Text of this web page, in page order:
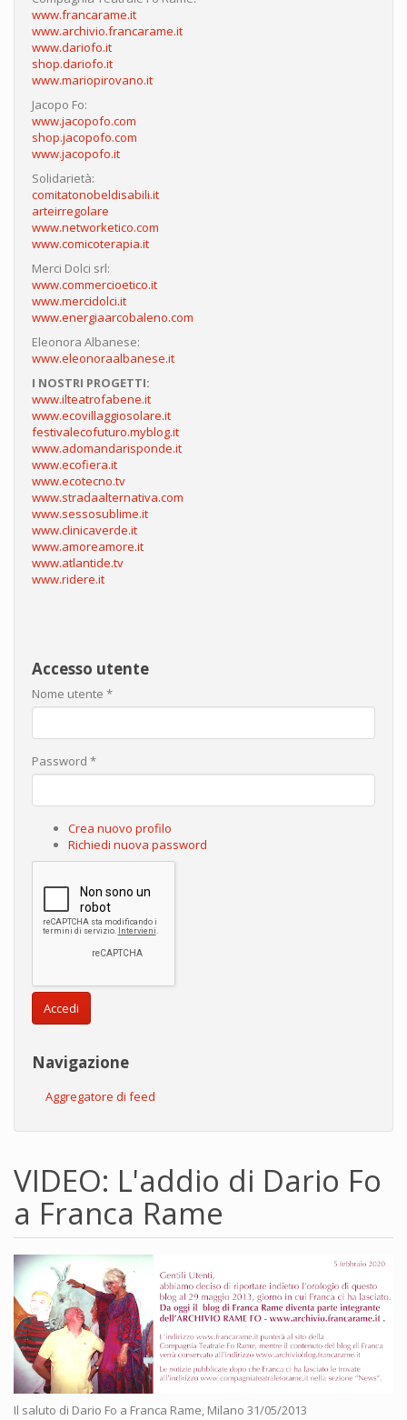
www.francarame.it
www.archivio.francarame.it
www.dariofo.it
shop.dariofo.it
www.mariopirovano.it
Jacopo Fo:
www.jacopofo.com
shop.jacopofo.com
www.jacopofo.it
Solidarietà:
comitatonobeldisabili.it
arteirregolare
www.networketico.com
www.comicoterapia.it
Merci Dolci srl:
www.commercioetico.it
www.mercidolci.it
www.energiaarcobaleno.com
Eleonora Albanese:
www.eleonoraalbanese.it
I NOSTRI PROGETTI:
www.ilteatrofabene.it
www.ecovillaggiosolare.it
festivalecofuturo.myblog.it
www.adomandarisponde.it
www.ecofiera.it
www.ecotecno.tv
www.stradaalternativa.com
www.sessosublime.it
www.clinicaverde.it
www.amoreamore.it
www.atlantide.tv
www.ridere.it
Accesso utente
Nome utente *
Password *
Crea nuovo profilo
Richiedi nuova password
Accedi
Navigazione
Aggregatore di feed
VIDEO: L'addio di Dario Fo
a Franca Rame
Il saluto di Dario Fo a Franca Rame, Milano 31/05/2013